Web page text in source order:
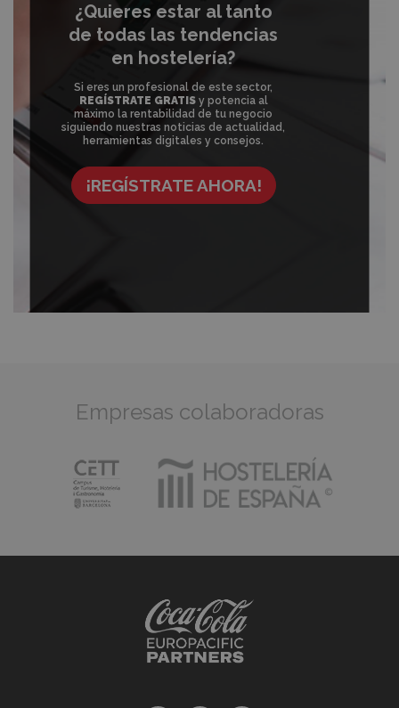
¿Quieres estar al tanto
de todas las tendencias
en hostelería?
Si eres un profesional de este sector,
REGÍSTRATE GRATISy potencia al
máximo la rentabilidad de tu negocio
siguiendo nuestras noticias de actualidad,
herramientas digitales y consejos.
¡REGÍSTRATE AHORA!
Empresas colaboradoras